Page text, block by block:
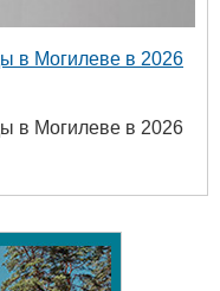
в Могилеве в 2026
в Могилеве в 2026